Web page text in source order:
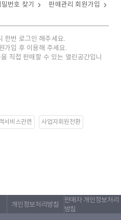
번호 찾기 판매관리 회원가입
한번 로그인 해주세요.
가입 후 이용해 주세요.
직접 판매할 수 있는 열린공간입니
서비스관련 사업자회원전환
개인정보처리방침
판매자 개인정보처리
방침